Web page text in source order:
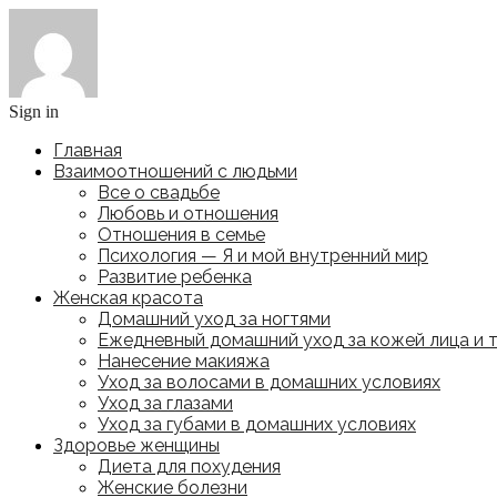
Sign in
Главная
Взаимоотношений с людьми
Все о свадьбе
Любовь и отношения
Отношения в семье
Психология — Я и мой внутренний мир
Развитие ребенка
Женская красота
Домашний уход за ногтями
Ежедневный домашний уход за кожей лица и
Нанесение макияжа
Уход за волосами в домашних условиях
Уход за глазами
Уход за губами в домашних условиях
Здоровье женщины
Диета для похудения
Женские болезни